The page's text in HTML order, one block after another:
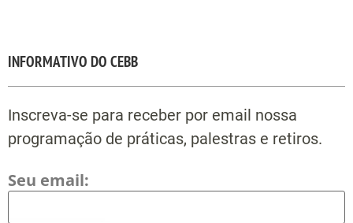
INFORMATIVO DO CEBB
Inscreva-se para receber por email nossa
programação de práticas, palestras e retiros.
Seu email: